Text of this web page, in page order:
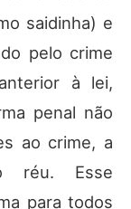
saidinha) e
pelo crime
à lei,
penal não
ao crime, a
réu. Esse
para todos